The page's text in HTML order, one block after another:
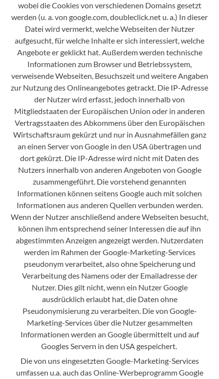
wobei die Cookies von verschiedenen Domains gesetzt
werden (u. a. von google.com, doubleclick.net u. a.) In dieser
Datei wird vermerkt, welche Webseiten der Nutzer
aufgesucht, für welche Inhalte er sich interessiert, welche
Angebote er geklickt hat. Außerdem werden technische
Informationen zum Browser und Betriebssystem,
verweisende Webseiten, Besuchszeit und weitere Angaben
zur Nutzung des Onlineangebotes getrackt. Die IP-Adresse
der Nutzer wird erfasst, jedoch innerhalb von
Mitgliedstaaten der Europäischen Union oder in anderen
Vertragsstaaten des Abkommens über den Europäischen
Wirtschaftsraum gekürzt und nur in Ausnahmefällen ganz
an einen Server von Google in den USA übertragen und
dort gekürzt. Die IP-Adresse wird nicht mit Daten des
Nutzers innerhalb von anderen Angeboten von Google
zusammengeführt. Die vorstehend genannten
Informationen können seitens Google auch mit solchen
Informationen aus anderen Quellen verbunden werden.
Wenn der Nutzer anschließend andere Webseiten besucht,
können ihm entsprechend seiner Interessen die auf ihn
abgestimmten Anzeigen angezeigt werden. Nutzerdaten
werden im Rahmen der Google-Marketing-Services
pseudonym verarbeitet, also ohne Speicherung und
Verarbeitung des Namens oder der Emailadresse der
Nutzer. Dies gilt nicht, wenn ein Nutzer Google
ausdrücklich erlaubt hat, die Daten ohne
Pseudonymisierung zu verarbeiten. Die von Google-
Marketing-Services über die Nutzer gesammelten
Informationen werden an Google übermittelt und auf
Googles Servern in den USA gespeichert.
Die von uns eingesetzten Google-Marketing-Services
umfassen u.a. auch das Online-Werbeprogramm Google